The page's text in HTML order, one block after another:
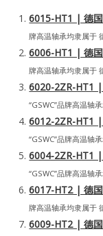
6015-HT1 | 德国
牌高温轴承均隶属于
6006-HT1 | 德国
牌高温轴承均隶属于
6020-2ZR-HT1 |
“GSWC”品牌高温轴
6012-2ZR-HT1 |
“GSWC”品牌高温轴
6004-2ZR-HT1 |
“GSWC”品牌高温轴
6017-HT2 | 德国
牌高温轴承均隶属于
6009-HT2 | 德国